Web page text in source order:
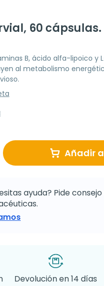
60 cápsulas.
B, ácido alfa-lipoico y
al metabolismo
Añadir
ayuda? Pide
Devolución en 14 días